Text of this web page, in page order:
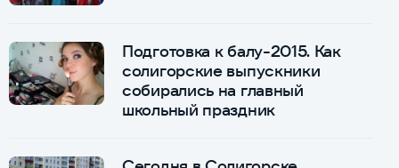
Подготовка к балу-2015. Как
солигорские выпускники
собирались на главный
школьный праздник